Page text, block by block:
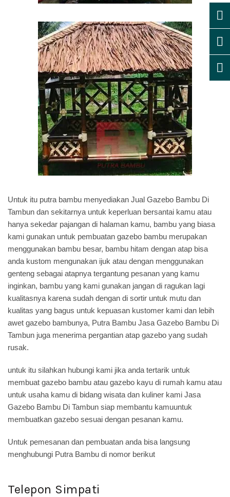
Untuk itu putra bambu menyediakan Jual Gazebo Bambu Di
Tambun dan sekitarnya untuk keperluan bersantai kamu atau
hanya sekedar pajangan di halaman kamu, bambu yang biasa
kami gunakan untuk pembuatan gazebo bambu merupakan
menggunakan bambu besar, bambu hitam dengan atap bisa
anda kustom mengunakan ijuk atau dengan menggunakan
genteng sebagai atapnya tergantung pesanan yang kamu
inginkan, bambu yang kami gunakan jangan di ragukan lagi
kualitasnya karena sudah dengan di sortir untuk mutu dan
kualitas yang bagus untuk kepuasan kustomer kami dan lebih
awet gazebo bambunya, Putra Bambu Jasa Gazebo Bambu Di
Tambun juga menerima pergantian atap gazebo yang sudah
rusak.
untuk itu silahkan hubungi kami jika anda tertarik untuk
membuat gazebo bambu atau gazebo kayu di rumah kamu atau
untuk usaha kamu di bidang wisata dan kuliner kami Jasa
Gazebo Bambu Di Tambun siap membantu kamuuntuk
membuatkan gazebo sesuai dengan pesanan kamu.
Untuk pemesanan dan pembuatan anda bisa langsung
menghubungi Putra Bambu di nomor berikut
Telepon Simpati